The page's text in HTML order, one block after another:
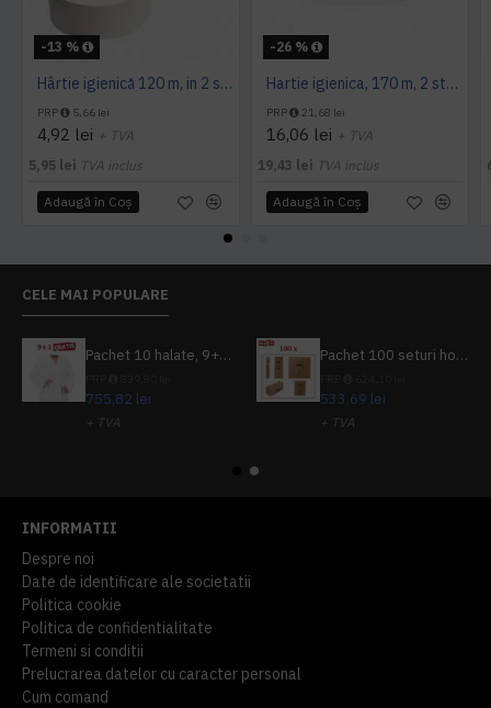
-13 %
Hârtie igienică 120 m, in 2 straturi, extra albă, Mini Jumbo, AQAS
PRP 5,66 lei
4,92 lei + TVA
5,95 lei TVA inclus
Adaugă în Coş
-26 %
Hartie igienica, 170 m, 2 straturi, Tork
PRP 21,68 lei
16,06 lei + TVA
19,43 lei TVA inclus
Adaugă în Coş
CELE MAI POPULARE
Pachet 10 halate, 9+1 gratuit
755,82 lei
+ TVA
Pachet 100 seturi hoteliere, set dentar, set barbierit, casca de dus, pila unghii, set cusut
533,69 lei
+ TVA
INFORMATII
Despre noi
Date de identificare ale societatii
Politica cookie
Politica de confidentialitate
Termeni si conditii
Prelucrarea datelor cu caracter personal
Cum comand